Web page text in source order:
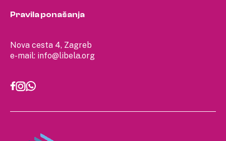
Nova cesta 4, Zagreb
e-mail: info@libela.org
Pravila ponašanja